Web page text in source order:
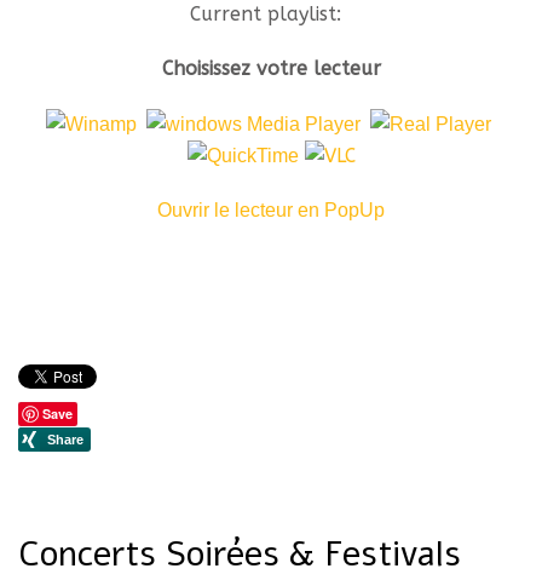
Current playlist:
Choisissez votre lecteur
Ouvrir le lecteur en PopUp
Save
Concerts Soirées & Festivals